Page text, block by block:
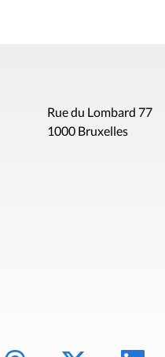
Rue du Lombard 77
1000 Bruxelles